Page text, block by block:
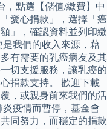
，點選【儲值/繳費】中
愛心捐款」，選擇「癌
」，確認資料並列印繳
我們的收入來源，藉
有需要的乳癌病友及其
切支援服務，讓乳癌的
捐款支持。 歡迎下載
，或親身前來我們的活
疫情而暫停，基金會
同努力，而穩定的捐款